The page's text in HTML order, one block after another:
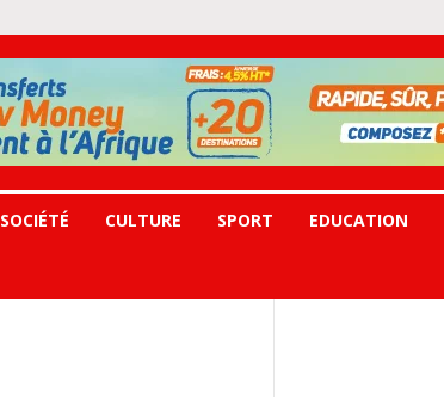
SOCIÉTÉ CULTURE SPORT EDUCATION